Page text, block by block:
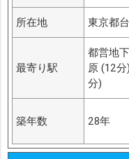
所在地 東京都
最寄り駅
都営地
原 (12
分)
築年数 28年